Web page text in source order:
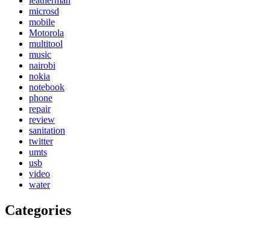
microsd
mobile
Motorola
multitool
music
nairobi
nokia
notebook
phone
repair
review
sanitation
twitter
umts
usb
video
water
Categories